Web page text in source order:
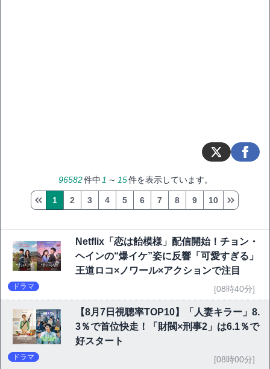
96582件中 1 ～ 15件を表示しています。
1 2 3 4 5 6 7 8 9 10
Netflix「恋は飴模様」配信開始！チョン・
ヘインの“爆イケ”姿に反響「可愛すぎる」
王道ロコ×ノワール×アクションで注目
ドラマ [08時40分]
【8月7日視聴率TOP10】「人妻キラー」8.
3％で首位快走！「財閥×刑事2」は6.1％で
好スタート
ドラマ [08時00分]